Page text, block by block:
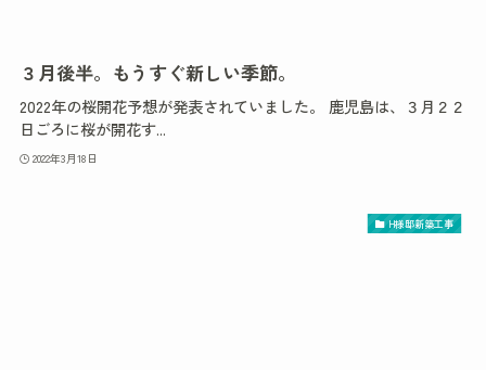
３月後半。もうすぐ新しい季節。
2022年の桜開花予想が発表されていました。 鹿児島は、３月２２
日ごろに桜が開花す...
2022年3月18日
H様邸新築工事